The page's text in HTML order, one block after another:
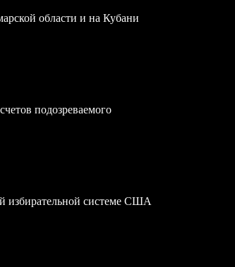
области и на Кубани
подозреваемого
избирательной системе США